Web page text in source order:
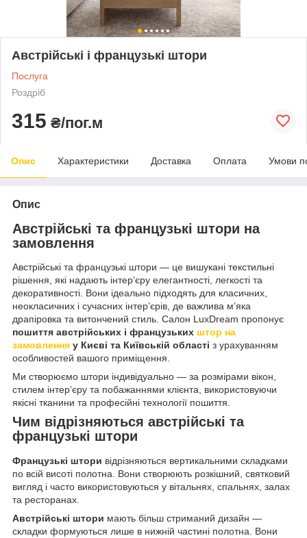
Австрійські і французькі штори
Послуга
Роздріб
315 ₴/пог.м
Опис Характеристики Доставка Оплата Умови
Опис
Австрійські та французькі штори на
замовлення
Австрійські та французькі штори — це вишукані текстильні
рішення, які надають інтер’єру елегантності, легкості та
декоративності. Вони ідеально підходять для класичних,
неокласичних і сучасних інтер’єрів, де важлива м’яка
драпіровка та витончений стиль. Салон LuxDream пропонує
пошиття австрійських і французьких штор на
замовлення у Києві та Київській області з урахуванням
особливостей вашого приміщення.
Ми створюємо штори індивідуально — за розмірами вікон,
стилем інтер’єру та побажаннями клієнта, використовуючи
якісні тканини та професійні технології пошиття.
Чим відрізняються австрійські та
французькі штори
Французькі штори відрізняються вертикальними складками
по всій висоті полотна. Вони створюють розкішний, святковий
вигляд і часто використовуються у вітальнях, спальнях, залах
та ресторанах.
Австрійські штори мають більш стриманий дизайн —
складки формуються лише в нижній частині полотна. Вони